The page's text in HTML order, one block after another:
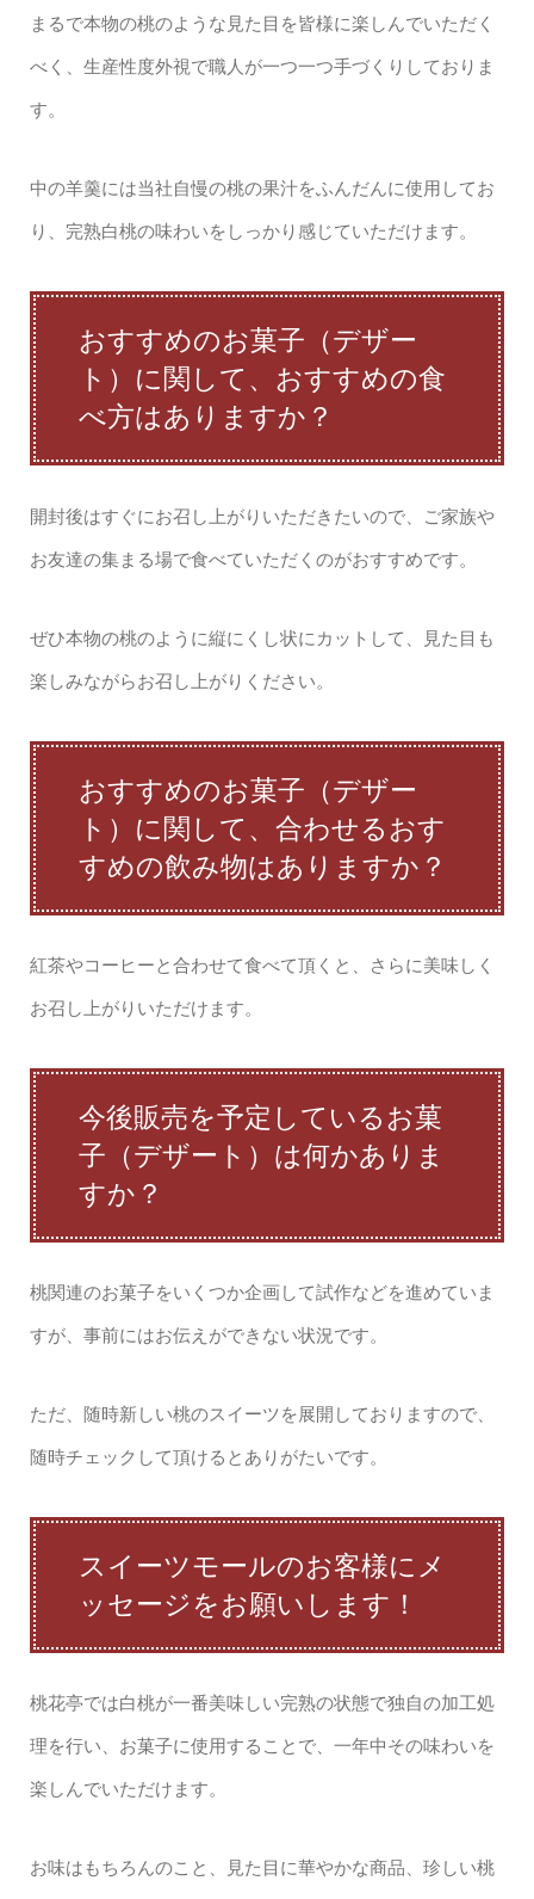
まるで本物の桃のような見た目を皆様に楽しんでいただく
べく、生産性度外視で職人が一つ一つ手づくりしておりま
す。
中の羊羹には当社自慢の桃の果汁をふんだんに使用してお
り、完熟白桃の味わいをしっかり感じていただけます。
おすすめのお菓子（デザー
ト）に関して、おすすめの食
べ方はありますか？
開封後はすぐにお召し上がりいただきたいので、ご家族や
お友達の集まる場で食べていただくのがおすすめです。
ぜひ本物の桃のように縦にくし状にカットして、見た目も
楽しみながらお召し上がりください。
おすすめのお菓子（デザー
ト）に関して、合わせるおす
すめの飲み物はありますか？
紅茶やコーヒーと合わせて食べて頂くと、さらに美味しく
お召し上がりいただけます。
今後販売を予定しているお菓
子（デザート）は何かありま
すか？
桃関連のお菓子をいくつか企画して試作などを進めていま
すが、事前にはお伝えができない状況です。
ただ、随時新しい桃のスイーツを展開しておりますので、
随時チェックして頂けるとありがたいです。
スイーツモールのお客様にメ
ッセージをお願いします！
桃花亭では白桃が一番美味しい完熟の状態で独自の加工処
理を行い、お菓子に使用することで、一年中その味わいを
楽しんでいただけます。
お味はもちろんのこと、見た目に華やかな商品、珍しい桃